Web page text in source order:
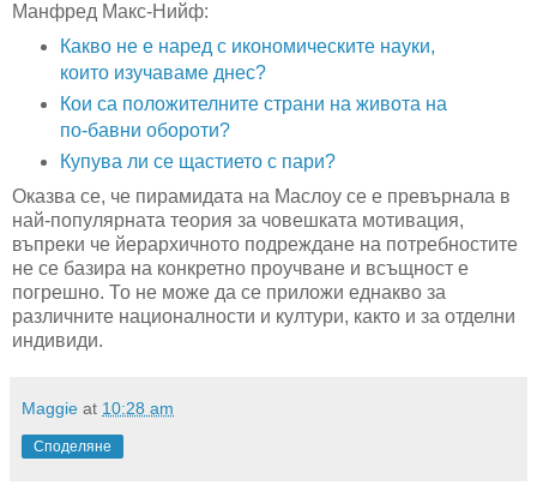
Манфред Макс-Нийф:
Какво не е наред с икономическите науки,
които изучаваме днес?
Кои са положителните страни на живота на
по-бавни обороти?
Купува ли се щастието с пари?
Оказва се, че пирамидата на Маслоу се е превърнала в
най-популярната теория за човешката мотивация,
въпреки че йерархичното подреждане на потребностите
не се базира на конкретно проучване и всъщност е
погрешно. То не може да се приложи еднакво за
различните националности и култури, както и за отделни
индивиди.
Maggie at 10:28 am
Споделяне